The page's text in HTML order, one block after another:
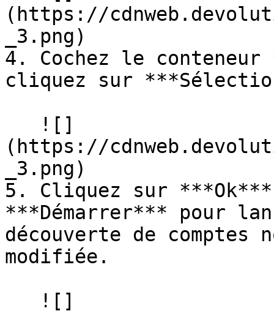
(https://
_3.png)
4. Cochez le
cliquez sur
(https://
_3.png)
5. Cliquez sur
***Démarrer*** pour
découverte de comptes
modifiée.